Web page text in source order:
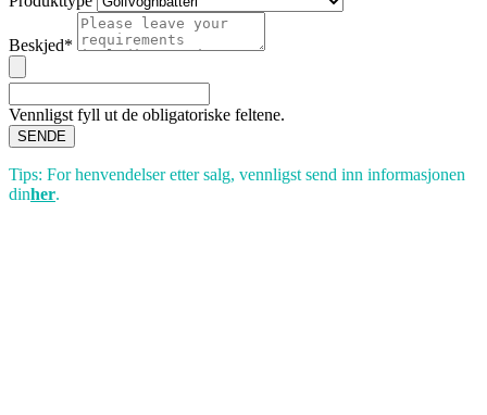
Beskjed*
Vennligst fyll ut de obligatoriske feltene.
SENDE
Tips: For henvendelser etter salg, vennligst send inn informasjonen
dinher.